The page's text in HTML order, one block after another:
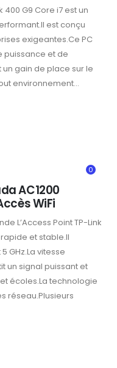
400 G9 Core i7 est un
est conçu
exigeantes.Ce PC
puissance et de
gain de place sur le
environnement...
0
AC1200
WiFi
L’Access Point TP-Link
et stable.Il
GHz.La vitesse
un signal puissant et
écoles.La technologie
réseau.Plusieurs